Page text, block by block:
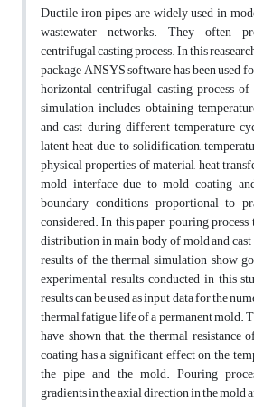
Ductile iron pipes are widely used in
wastewater networks. They often
centrifugal casting process. In this
package ANSYS software has been used
horizontal centrifugal casting process
simulation includes obtaining
and cast during different temperature
latent heat due to solidification,
physical properties of material, heat
mold interface due to mold coating
boundary conditions proportional to
considered. In this paper, pouring
distribution in main body of mold and
results of the thermal simulation show
experimental results conducted in this
results can be used as input data for the
thermal fatigue life of a permanent mold.
have shown that, the thermal resistance
coating has a significant effect on the
the pipe and the mold. Pouring
gradients in the axial direction in the mold